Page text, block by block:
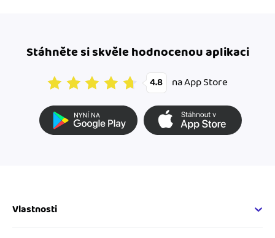
Stáhněte si skvěle hodnocenou aplikaci
4.8 na App Store
Vlastnosti
Fakturační vlastnosti